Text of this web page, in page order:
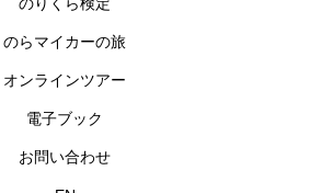
のらマイカーの旅
オンラインツアー
電子ブック
お問い合わせ